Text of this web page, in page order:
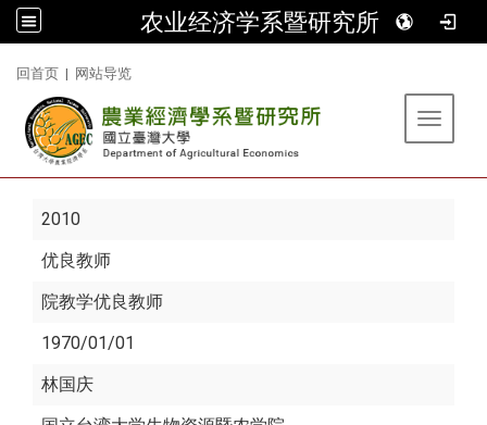
农业经济学系暨研究所
回首页 | 网站导览
Toggle
2010
优良教师
院教学优良教师
1970/01/01
林国庆